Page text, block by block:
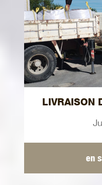
LIVRAISON
en